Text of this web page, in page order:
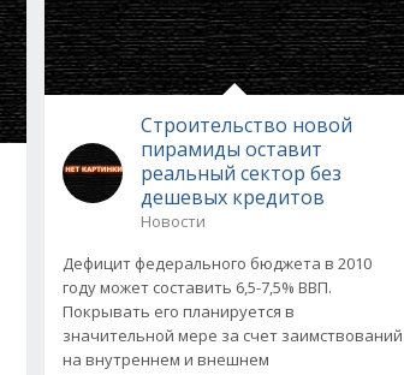
Строительство новой
пирамиды оставит
реальный сектор без
дешевых кредитов
Новости
Дефицит федерального бюджета в 2010
году может составить 6,5-7,5% ВВП.
Покрывать его планируется в
значительной мере за счет заимствований
на внутреннем и внешнем